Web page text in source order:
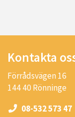
Kontakta
Förrådsvägen 16
144 40 Rönninge
08-532 573 47